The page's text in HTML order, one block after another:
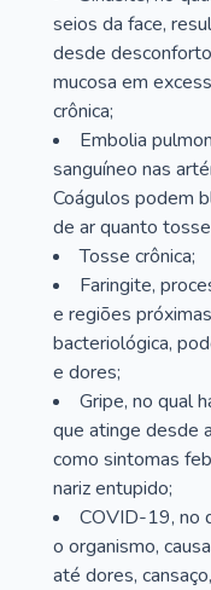
seios da face,
desde
mucosa em
crônica;
Embolia
sanguíneo nas
Coágulos podem
de ar quanto
Tosse crônica;
Faringite,
e regiões
bacteriológica,
e dores;
Gripe, no qual
que atinge desde
como sintomas
nariz entupido;
COVID-19, no
o organismo,
até dores,